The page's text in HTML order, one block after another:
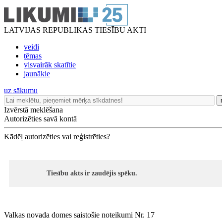
LATVIJAS REPUBLIKAS TIESĪBU AKTI
veidi
tēmas
visvairāk skatītie
jaunākie
uz sākumu
Izvērstā meklēšana
Autorizēties savā kontā
Kādēļ autorizēties vai reģistrēties?
Tiesību akts ir zaudējis spēku.
Valkas novada domes saistošie noteikumi Nr. 17